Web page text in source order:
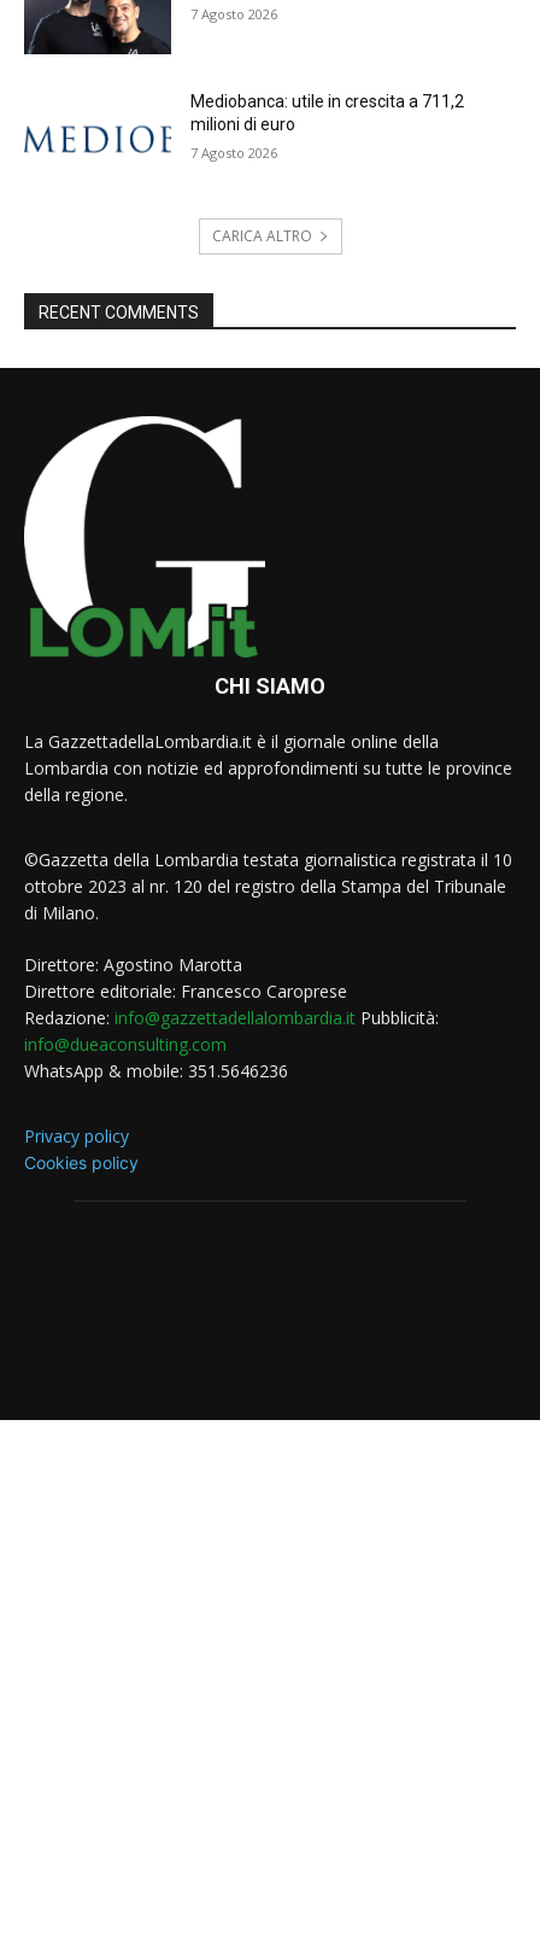
7 Agosto 2026
Mediobanca: utile in crescita a 711,2
milioni di euro
7 Agosto 2026
CARICA ALTRO
RECENT COMMENTS
CHI SIAMO
La GazzettadellaLombardia.it è il giornale online della
Lombardia con notizie ed approfondimenti su tutte le province
della regione.
©Gazzetta della Lombardia testata giornalistica registrata il 10
ottobre 2023 al nr. 120 del registro della Stampa del Tribunale
di Milano.
Direttore: Agostino Marotta
Direttore editoriale: Francesco Caroprese
Redazione: info@gazzettadellalombardia.it Pubblicità:
info@dueaconsulting.com
WhatsApp & mobile: 351.5646236
Privacy policy
Cookies policy